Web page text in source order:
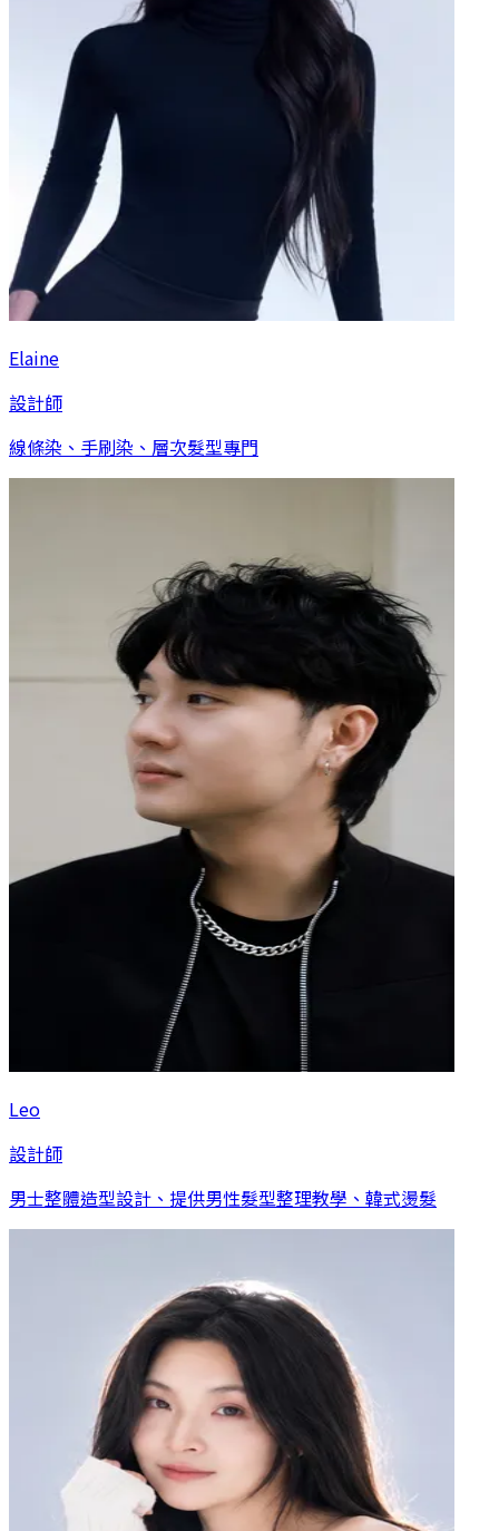
Elaine
設計師
線條染、手刷染、層次髮型專門
Leo
設計師
男士整體造型設計、提供男性髮型整理教學、韓式燙髮